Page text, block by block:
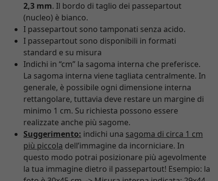
2,3 mm. Il bordo di taglio dei passepartout
(nucleo) è bianco.
I passepartout sono tamponati senza acido.
I passepartout sono disponibili in formati
standard e su misura
Indichi in “cm” la sagoma interna che preferisce.
La sagoma interna viene tagliata centralmente. In
generale, è possibile ogni dimensione interna
rettangolare, tuttavia deve restare un margine di
minimo 1 cm. Su richiesta possono essere
realizzate anche più sagome.
Suggerimento: indichi una sagoma di circa 1 cm
più piccola dell’immagine da incorniciare. In
questo modo potrai posizionare più agevolmente
la tua immagine dietro il passepartout! Esempio: la